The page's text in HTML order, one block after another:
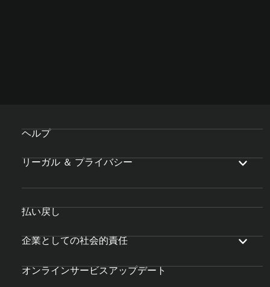
ヘルプ
リーガル ＆ プライバシー
払い戻し
企業としての社会的責任
オンラインサービスアップデート